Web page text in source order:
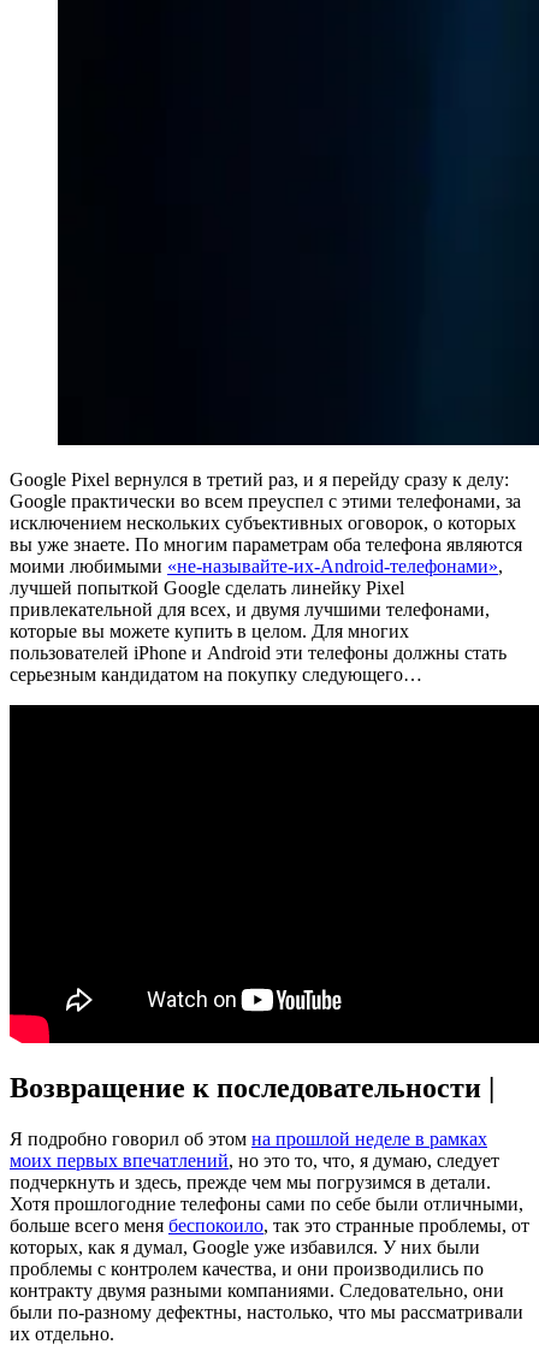
Google Pixel вернулся в третий раз, и я перейду сразу к делу:
Google практически во всем преуспел с этими телефонами, за
исключением нескольких субъективных оговорок, о которых
вы уже знаете. По многим параметрам оба телефона являются
моими любимыми «не-называйте-их-Android-телефонами»,
лучшей попыткой Google сделать линейку Pixel
привлекательной для всех, и двумя лучшими телефонами,
которые вы можете купить в целом. Для многих
пользователей iPhone и Android эти телефоны должны стать
серьезным кандидатом на покупку следующего…
Возвращение к последовательности |
Я подробно говорил об этом на прошлой неделе в рамках
моих первых впечатлений, но это то, что, я думаю, следует
подчеркнуть и здесь, прежде чем мы погрузимся в детали.
Хотя прошлогодние телефоны сами по себе были отличными,
больше всего меня беспокоило, так это странные проблемы, от
которых, как я думал, Google уже избавился. У них были
проблемы с контролем качества, и они производились по
контракту двумя разными компаниями. Следовательно, они
были по-разному дефектны, настолько, что мы рассматривали
их отдельно.